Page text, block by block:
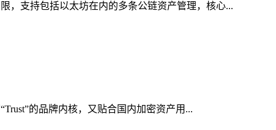
，支持包括以太坊在内的多条公链资产管理，核心...
的品牌内核，又贴合国内加密资产用...